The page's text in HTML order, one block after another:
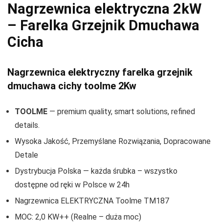
Nagrzewnica elektryczna 2kW
– Farelka Grzejnik Dmuchawa
Cicha
Nagrzewnica elektryczny farelka grzejnik
dmuchawa cichy toolme 2Kw
TOOLME — premium quality, smart solutions, refined
details.
Wysoka Jakość, Przemyślane Rozwiązania, Dopracowane
Detale
Dystrybucja Polska — każda śrubka – wszystko
dostępne od ręki w Polsce w 24h
Nagrzewnica ELEKTRYCZNA Toolme TM187
MOC: 2,0 KW++ (Realne – duża moc)